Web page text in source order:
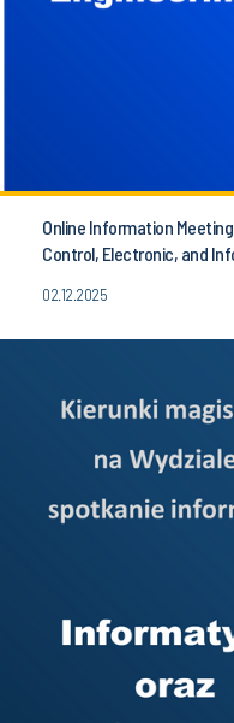
Online Information
Control, Electronic, and
02.12.2025